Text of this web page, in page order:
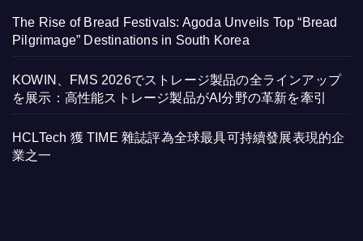
The Rise of Bread Festivals: Agoda Unveils Top “Bread
Pilgrimage” Destinations in South Korea
KOWIN、FMS 2026でストレージ製品の全ラインアップ
を展示：高性能ストレージ製品がAI分野の革新を牽引
HCLTech 獲 TIME 雜誌評為全球最具可持續發展表現的企
業之一